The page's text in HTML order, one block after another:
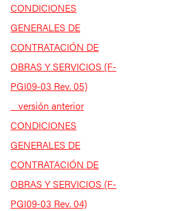
CONDICIONES
GENERALES DE
CONTRATACIÓN DE
OBRAS Y SERVICIOS (F-
PGI09-03 Rev. 05)
_ versión anterior
CONDICIONES
GENERALES DE
CONTRATACIÓN DE
OBRAS Y SERVICIOS (F-
PGI09-03 Rev. 04)